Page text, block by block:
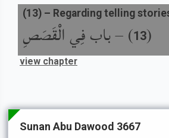
(
13
) –باب فِي الْقَصَصِ
(13) – Regarding telling
view chapter
Sunan Abu Dawood 3667